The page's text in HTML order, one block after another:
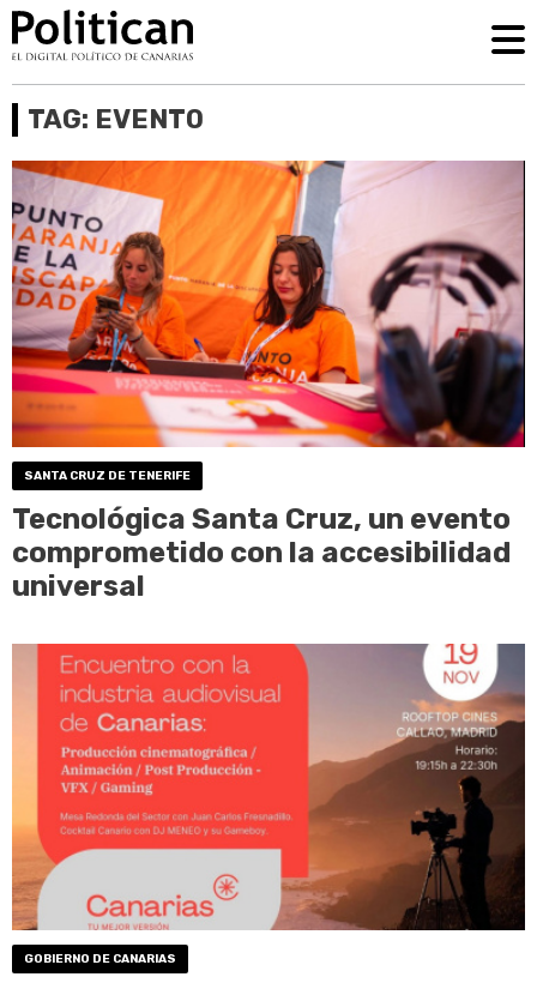
TAG: EVENTO
SANTA CRUZ DE TENERIFE
Tecnológica Santa Cruz, un evento
comprometido con la accesibilidad
universal
GOBIERNO DE CANARIAS